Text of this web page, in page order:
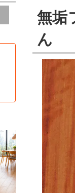
無垢
ん